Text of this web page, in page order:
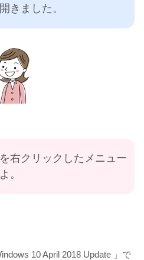
きました。
右クリックしたメニュー
。
10 April 2018 Update 」で